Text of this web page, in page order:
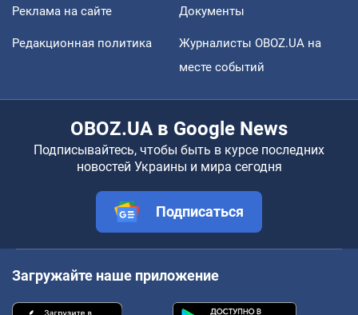
Реклама на сайте Документы
Редакционная политика
Журналисты OBOZ.UA на
месте событий
OBOZ.UA в Google News
Подписывайтесь, чтобы быть в курсе последних
новостей Украины и мира сегодня
Подписаться
Загружайте наше приложение